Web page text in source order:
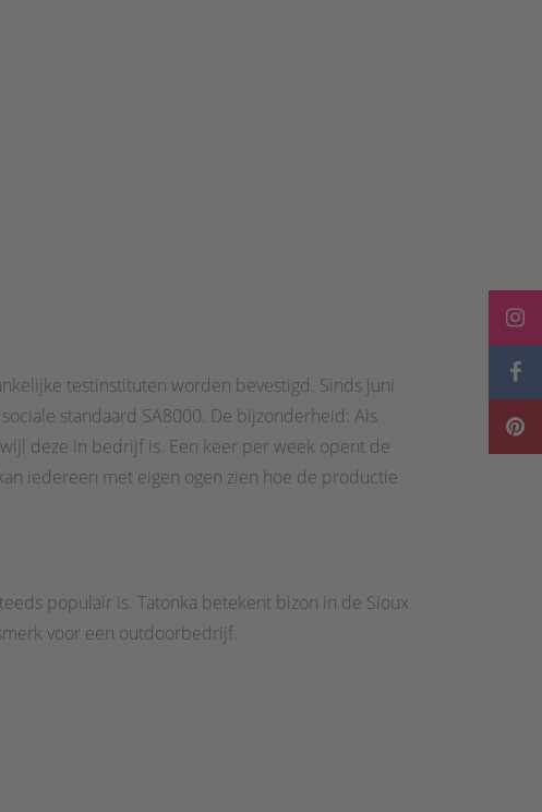
testinstituten worden bevestigd. Sinds juni
standaard SA8000. De bijzonderheid: Als
deze in bedrijf is. Een keer per week opent de
iedereen met eigen ogen zien hoe de productie
populair is. Tatonka betekent bizon in de Sioux
voor een outdoorbedrijf.